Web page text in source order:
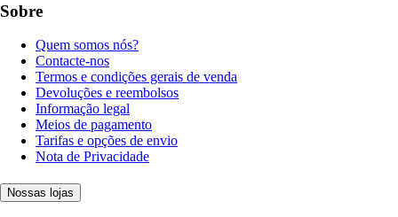
Sobre
Quem somos nós?
Contacte-nos
Termos e condições gerais de venda
Devoluções e reembolsos
Informação legal
Meios de pagamento
Tarifas e opções de envio
Nota de Privacidade
Nossas lojas